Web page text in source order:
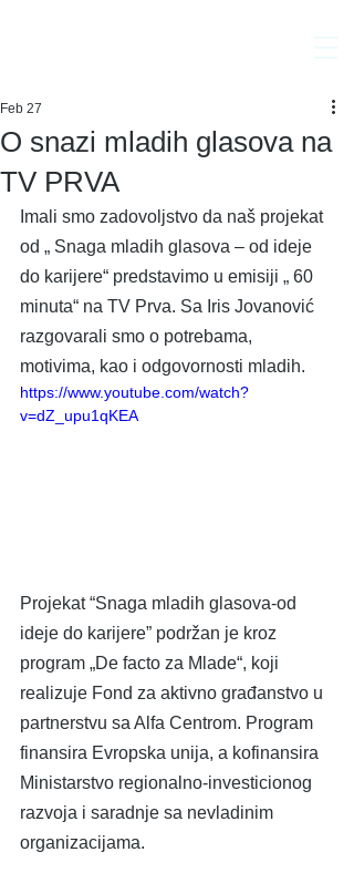
O snazi mladih glasova na
TV PRVA
Feb 27
Imali smo zadovoljstvo da naš projekat
od „ Snaga mladih glasova – od ideje
do karijere“ predstavimo u emisiji „ 60
minuta“ na TV Prva. Sa Iris Jovanović
razgovarali smo o potrebama,
motivima, kao i odgovornosti mladih.
https://www.youtube.com/watch?
v=dZ_upu1qKEA
Projekat “Snaga mladih glasova-od
ideje do karijere” podržan je kroz
program „De facto za Mlade“, koji
realizuje Fond za aktivno građanstvo u
partnerstvu sa Alfa Centrom. Program
finansira Evropska unija, a kofinansira
Ministarstvo regionalno-investicionog
razvoja i saradnje sa nevladinim
organizacijama.